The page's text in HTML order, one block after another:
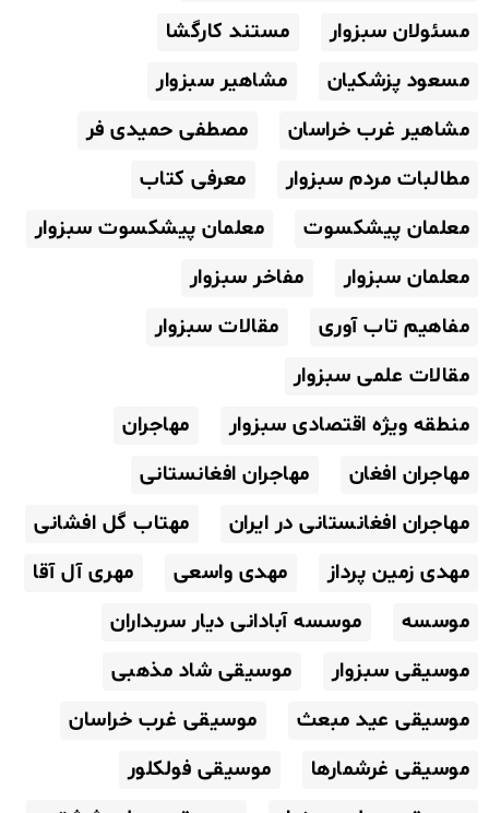
مسئولان سبزوار
مستند کارگشا
مسعود پزشکیان
مشاهیر سبزوار
مشاهیر غرب خراسان
مصطفی حمیدی فر
مطالبات مردم سبزوار
معرفی کتاب
معلمان پیشکسوت
معلمان پیشکسوت سبزوار
معلمان سبزوار
مفاخر سبزوار
مفاهیم تاب آوری
مقالات سبزوار
مقالات علمی سبزوار
منطقه ویژه اقتصادی سبزوار
مهاجران
مهاجران افغان
مهاجران افغانستانی
مهاجران افغانستانی در ایران
مهتاب گل افشانی
مهدی زمین پرداز
مهدی واسعی
مهری آل آقا
موسسه
موسسه آبادانی دیار سربداران
موسیقی سبزوار
موسیقی شاد مذهبی
موسیقی عید مبعث
موسیقی غرب خراسان
موسیقی غرشمارها
موسیقی فولکلور